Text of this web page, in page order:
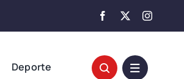
Deporte